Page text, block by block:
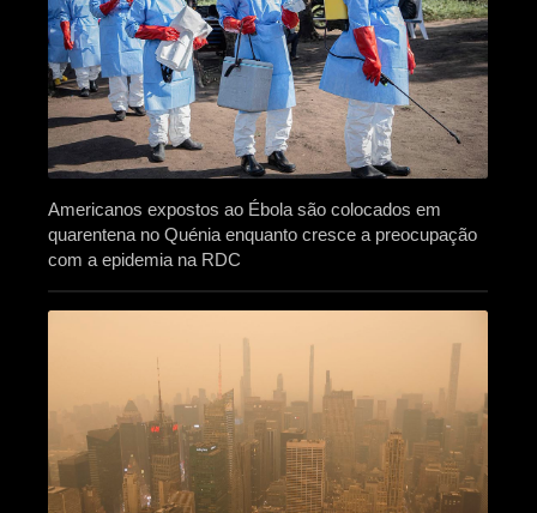
Americanos expostos ao Ébola são colocados em
quarentena no Quénia enquanto cresce a preocupação
com a epidemia na RDC